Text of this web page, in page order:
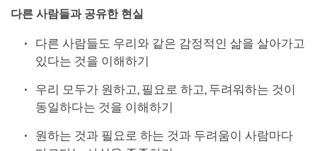
다른 사람들과 공유한 현 실
다른 사람들도 우리와 같은 감정적인 삶을 살아가고
있다는 것을 이해하기
우리 모두가 원하고, 필요로 하고, 두려워하는 것이
동일하다는 것을 이해하기
원하는 것과 필요로 하는 것과 두려움이 사람마다